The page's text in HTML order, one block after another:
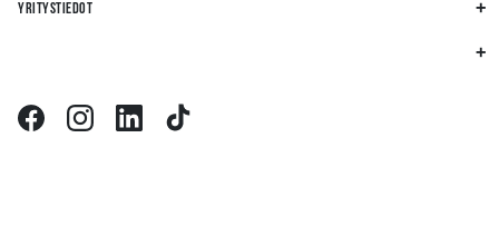
YRITYSTIEDOT